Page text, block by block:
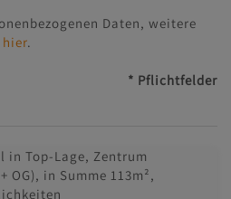
Daten, weitere
hier.
* Pflichtfelder